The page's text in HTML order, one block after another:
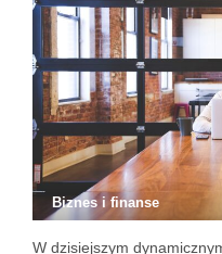
Biznes i finanse
W dzisiejszym